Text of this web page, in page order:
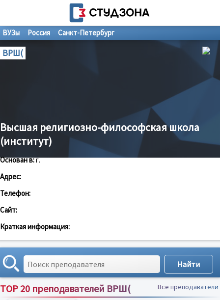
ВУЗы Россия Санкт-Петербург
ВРШ(
Высшая религиозно-философская школа
(институт)
Основан в:г.
Адрес:
Телефон:
Сайт:
Краткая информация:
TOP 20 преподавателей ВРШ( Все преподаватели